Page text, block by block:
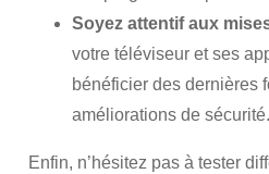
Soyez attentif aux
votre téléviseur et ses
bénéficier des dernières
améliorations de sécurité.
Enfin, n’hésitez pas à tester